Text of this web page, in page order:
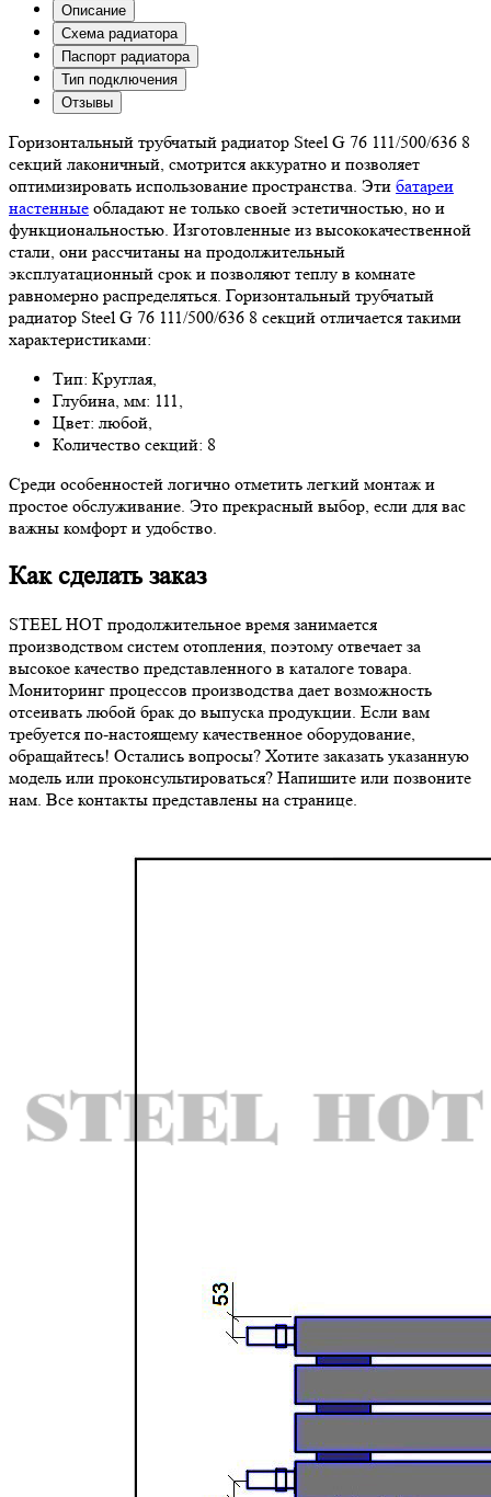
Описание
Схема радиатора
Паспорт радиатора
Тип подключения
Отзывы
Горизонтальный трубчатый радиатор Steel G 76 111/500/636 8
секций лаконичный, смотрится аккуратно и позволяет
оптимизировать использование пространства. Эти батареи
настенные обладают не только своей эстетичностью, но и
функциональностью. Изготовленные из высококачественной
стали, они рассчитаны на продолжительный
эксплуатационный срок и позволяют теплу в комнате
равномерно распределяться. Горизонтальный трубчатый
радиатор Steel G 76 111/500/636 8 секций отличается такими
характеристиками:
Тип: Круглая,
Глубина, мм: 111,
Цвет: любой,
Количество секций: 8
Среди особенностей логично отметить легкий монтаж и
простое обслуживание. Это прекрасный выбор, если для вас
важны комфорт и удобство.
Как сделать заказ
STEEL HOT продолжительное время занимается
производством систем отопления, поэтому отвечает за
высокое качество представленного в каталоге товара.
Мониторинг процессов производства дает возможность
отсеивать любой брак до выпуска продукции. Если вам
требуется по-настоящему качественное оборудование,
обращайтесь! Остались вопросы? Хотите заказать указанную
модель или проконсультироваться? Напишите или позвоните
нам. Все контакты представлены на странице.